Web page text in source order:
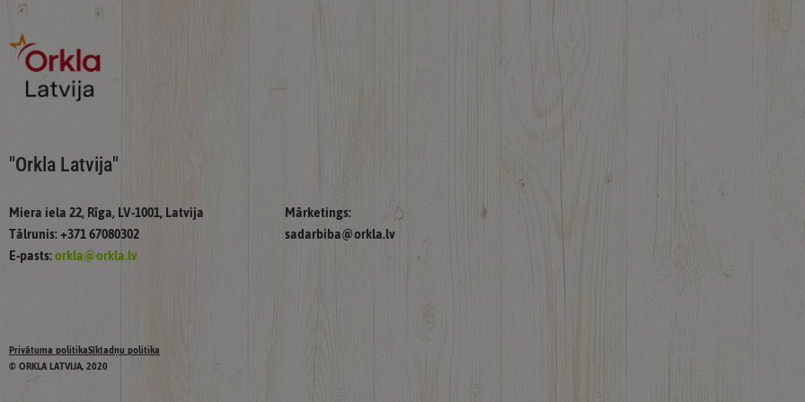
"Orkla Latvija"
Miera iela 22, Rīga, LV-1001, Latvija
Tālrunis: +371 67080302
E-pasts:orkla@orkla.lv
Mārketings:
sadarbiba@orkla.lv
Privātuma politikaSīktadņu politika
© ORKLA LATVIJA, 2020